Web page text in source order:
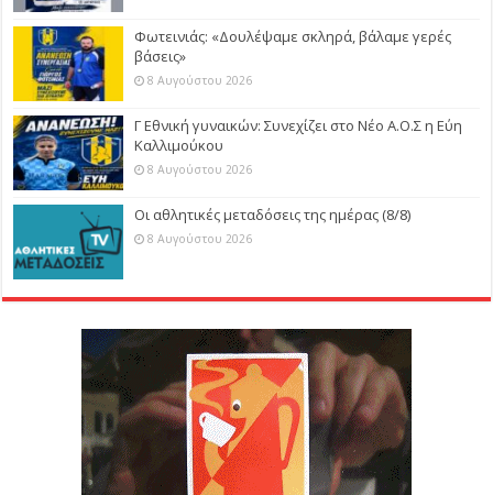
Φωτεινιάς: «Δουλέψαμε σκληρά, βάλαμε γερές
βάσεις»
8 Αυγούστου 2026
Γ Εθνική γυναικών: Συνεχίζει στο Νέο Α.Ο.Σ η Εύη
Καλλιμούκου
8 Αυγούστου 2026
Οι αθλητικές μεταδόσεις της ημέρας (8/8)
8 Αυγούστου 2026